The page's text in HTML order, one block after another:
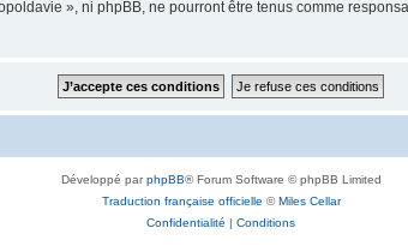
», ni phpBB, ne pourront être tenus comme
Développé parphpBB® Forum Software © phpBB Limited
Traduction française officielle ©Miles Cellar
Confidentialité | Conditions